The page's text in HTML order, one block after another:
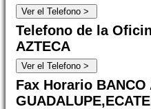
Telefono de la
AZTECA
Fax Horario BANCO